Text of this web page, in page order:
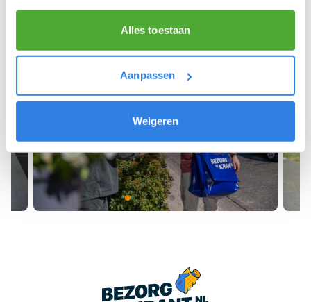
Alles toestaan
Aanpassen
Weigeren